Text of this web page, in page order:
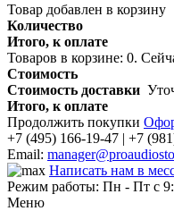
Товар добавлен в корзину
Количество
Итого, к оплате
Товаров в корзине: 0.
Стоимость
Стоимость доставки
Итого, к оплате
Продолжить покупки
+7 (495) 166-19-47 | +7
Email:
Написать нам в
Режим работы: Пн - Пт с
Меню